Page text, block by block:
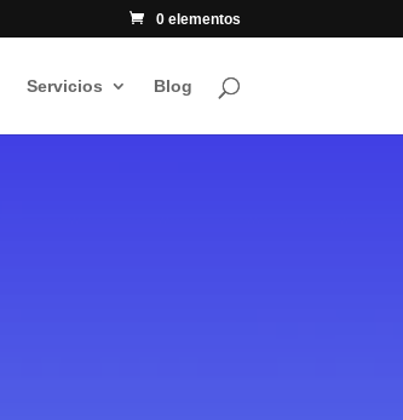
0 elementos
Servicios Blog